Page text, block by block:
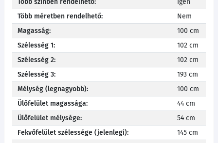
Több színben rendelhető:
Igen
Több méretben rendelhető:
Nem
Magasság:
100 cm
Szélesség 1:
102 cm
Szélesség 2:
102 cm
Szélesség 3:
193 cm
Mélység (legnagyobb):
100 cm
Ülőfelület magassága:
44 cm
Ülőfelület mélysége:
54 cm
Fekvőfelület szélessége (jelenlegi):
145 cm